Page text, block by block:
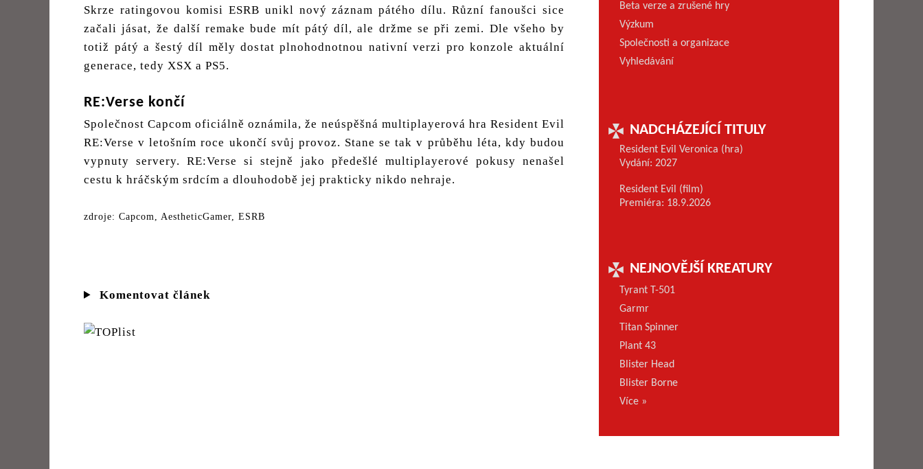
Skrze ratingovou komisi ESRB unikl nový záznam pátého dílu. Různí fanoušci sice
začali jásat, že další remake bude mít pátý díl, ale držme se při zemi. Dle všeho by
totiž pátý a šestý díl měly dostat plnohodnotnou nativní verzi pro konzole aktuální
generace, tedy XSX a PS5.
RE:Verse končí
Společnost Capcom oficiálně oznámila, že neúspěšná multiplayerová hra Resident Evil
RE:Verse v letošním roce ukončí svůj provoz. Stane se tak v průběhu léta, kdy budou
vypnuty servery. RE:Verse si stejně jako předešlé multiplayerové pokusy nenašel
cestu k hráčským srdcím a dlouhodobě jej prakticky nikdo nehraje.
zdroje: Capcom, AestheticGamer, ESRB
Komentovat článek
Beta verze a zrušené hry
Výzkum
Společnosti a organizace
Vyhledávání
NADCHÁZEJÍCÍ TITULY
Resident Evil Veronica (hra)
Vydání: 2027
Resident Evil (film)
Premiéra: 18.9.2026
NEJNOVĚJŠÍ KREATURY
Tyrant T-501
Garmr
Titan Spinner
Plant 43
Blister Head
Blister Borne
Více »